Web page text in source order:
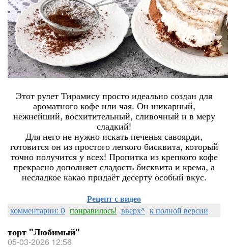
Этот рулет Тирамису просто идеально создан для
ароматного кофе или чая. Он шикарный,
нежнейший, восхитительный, сливочный и в меру
сладкий!
Для него не нужно искать печенья савоярди,
готовится он из простого легкого бисквита, который
точно получится у всех! Пропитка из крепкого кофе
прекрасно дополняет сладость бисквита и крема, а
несладкое какао придаёт десерту особый вкус.
Рецепт с видео
комментарии: 0 понравилось! вверх^ к полной версии
торт "Любимый"
05-03-2026 12:56